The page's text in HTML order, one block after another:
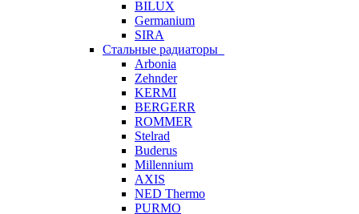
BILUX
Germanium
SIRA
Стальные радиаторы
Arbonia
Zehnder
KERMI
BERGERR
ROMMER
Stelrad
Buderus
Millennium
AXIS
NED Thermo
PURMO